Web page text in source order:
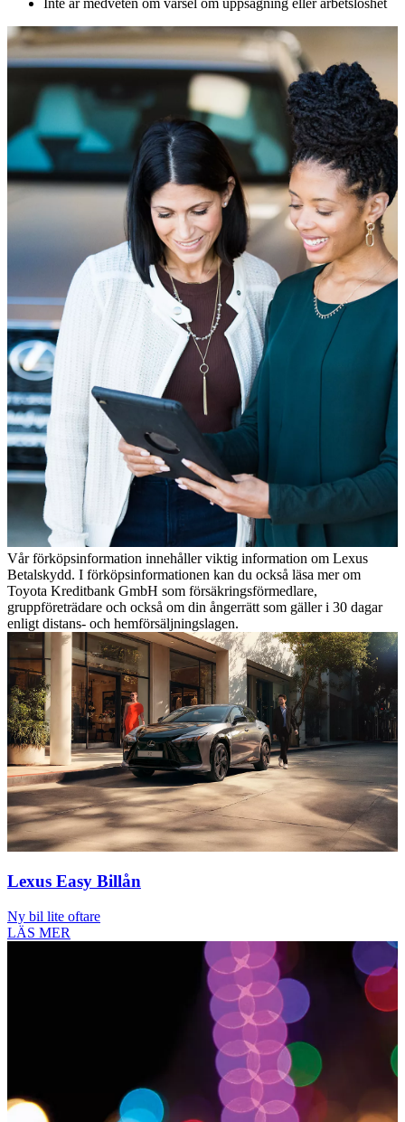
Vår förköpsinformation innehåller viktig information om Lexus
Betalskydd. I förköpsinformationen kan du också läsa mer om
Toyota Kreditbank GmbH som försäkringsförmedlare,
gruppföreträdare och också om din ångerrätt som gäller i 30 dagar
enligt distans- och hemförsäljningslagen.
Lexus Easy Billån
Ny bil lite oftare
LÄS MER